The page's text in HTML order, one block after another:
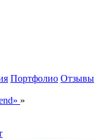
Портфолио Отзывы
»